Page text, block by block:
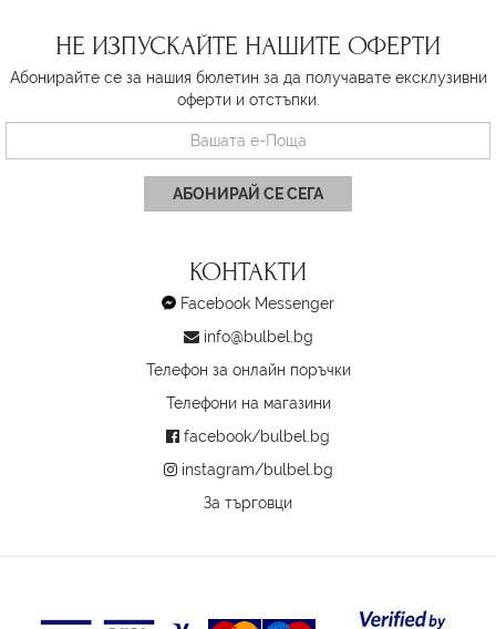
НЕ ИЗПУСКАЙТЕ НАШИТЕ ОФЕРТИ
Абонирайте се за нашия бюлетин за да получавате ексклузивни
оферти и отстъпки.
АБОНИРАЙ СЕ СЕГА
КОНТАКТИ
Facebook Messenger
info@bulbel.bg
Телефон за онлайн поръчки
Телефони на магазини
facebook/bulbel.bg
instagram/bulbel.bg
За търговци